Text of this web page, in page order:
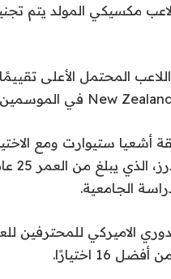
البالغ من العمر 19 عامًا أول لاعب مكسيكي
طوله 6 أقدام و8 بوصات هو اللاعب المحتمل
أشعيا ستيوارت ومع
تم
الجامعية.
الاميركي للمحترفين
16 اختيارًا.